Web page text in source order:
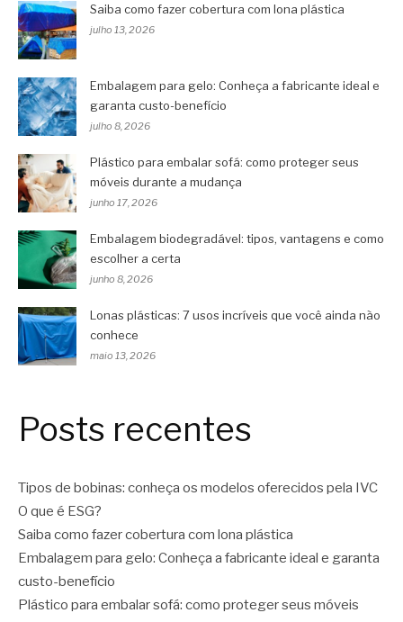
Saiba como fazer cobertura com lona plástica
julho 13, 2026
Embalagem para gelo: Conheça a fabricante ideal e
garanta custo-benefício
julho 8, 2026
Plástico para embalar sofá: como proteger seus
móveis durante a mudança
junho 17, 2026
Embalagem biodegradável: tipos, vantagens e como
escolher a certa
junho 8, 2026
Lonas plásticas: 7 usos incríveis que você ainda não
conhece
maio 13, 2026
Posts recentes
Tipos de bobinas: conheça os modelos oferecidos pela IVC
O que é ESG?
Saiba como fazer cobertura com lona plástica
Embalagem para gelo: Conheça a fabricante ideal e garanta
custo-benefício
Plástico para embalar sofá: como proteger seus móveis